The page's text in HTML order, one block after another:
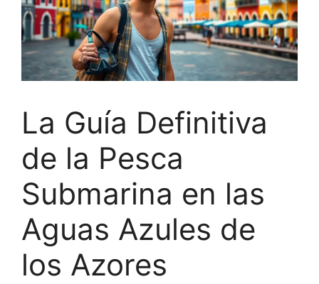
La Guía Definitiva
de la Pesca
Submarina en las
Aguas Azules de
los Azores